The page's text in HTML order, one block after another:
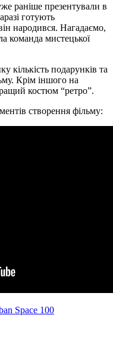
раніше презентували в
готують
народився. Нагадаємо,
команда мистецької
кількість подарунків та
Крім іншого на
костюм “ретро”.
створення фільму:
Space 100